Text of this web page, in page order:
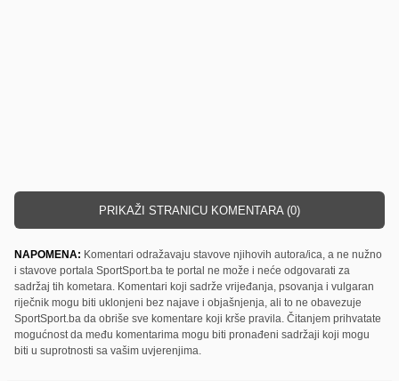
PRIKAŽI STRANICU KOMENTARA (0)
NAPOMENA: Komentari odražavaju stavove njihovih autora/ica, a ne nužno
i stavove portala SportSport.ba te portal ne može i neće odgovarati za
sadržaj tih kometara. Komentari koji sadrže vrijeđanja, psovanja i vulgaran
riječnik mogu biti uklonjeni bez najave i objašnjenja, ali to ne obavezuje
SportSport.ba da obriše sve komentare koji krše pravila. Čitanjem prihvatate
mogućnost da među komentarima mogu biti pronađeni sadržaji koji mogu
biti u suprotnosti sa vašim uvjerenjima.